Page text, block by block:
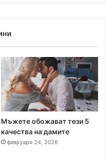
Мъжете обожават тези 5
качества на дамите
февруари 24, 2026